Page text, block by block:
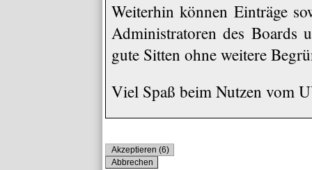
Weiterhin können Einträge
Administratoren des Boards
gute Sitten ohne weitere
Viel Spaß beim Nutzen vom